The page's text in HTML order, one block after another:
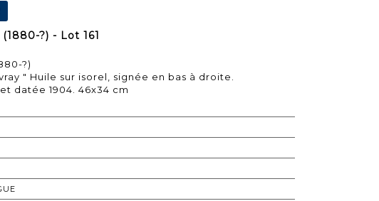
?) - Lot 161
?)
" Huile sur isorel, signée en bas à droite.
datée 1904. 46x34 cm